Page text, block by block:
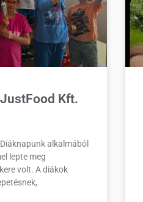
Kft.
alkalmából
lepte meg
volt. A diákok